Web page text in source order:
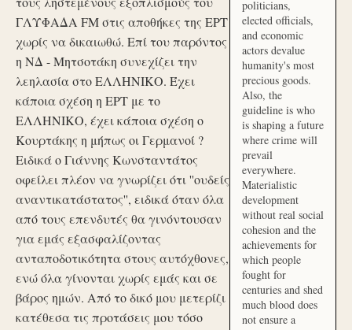
ΓΛΥΦΑΔΑ FM στις αποθήκες της ΕΡΤ
χωρίς να δικαιωθώ. Επί του παρόντος
η ΝΔ - Μητσοτάκη συνεχίζει την
λεηλασία στο ΕΛΛΗΝΙΚΟ. Έχει
κάποια σχέση η ΕΡΤ με το
ΕΛΛΗΝΙΚΟ, έχει κάποια σχέση ο
Κουρτάκης η μήπως οι Γερμανοί ?
Ειδικά ο Γιάννης Κωνσταντάτος
οφείλει πλέον να γνωρίζει ότι ''ουδείς
αναντικατάστατος'', ειδικά όταν όλα
από τους επενδυτές θα γινόντουσαν
για εμάς εξασφαλίζοντας
ανταποδοτικότητα στους αυτόχθονες,
ενώ όλα γίνονται χωρίς εμάς και σε
βάρος ημών. Από το δικό μου μετερίζι
κατέθεσα τις προτάσεις μου τόσο
politicians,
elected officials,
and economic
actors devalue
humanity's most
precious goods.
Also, the
guideline is who
is shaping a future
where crime will
prevail
everywhere.
Materialistic
development
without real social
cohesion and the
achievements for
which people
fought for
centuries and shed
much blood does
not ensure a